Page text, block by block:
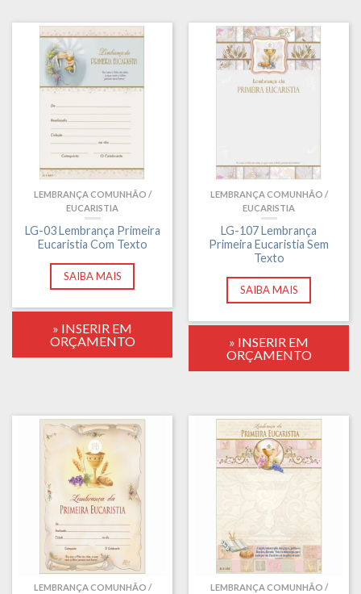
LEMBRANÇA COMUNHÃO /
EUCARISTIA
LG-03 Lembrança Primeira
Eucaristia Com Texto
SAIBA MAIS
» INSERIR EM
ORÇAMENTO
LEMBRANÇA COMUNHÃO /
EUCARISTIA
LG-107 Lembrança
Primeira Eucaristia Sem
Texto
SAIBA MAIS
» INSERIR EM
ORÇAMENTO
LEMBRANÇA COMUNHÃO /
LEMBRANÇA COMUNHÃO /